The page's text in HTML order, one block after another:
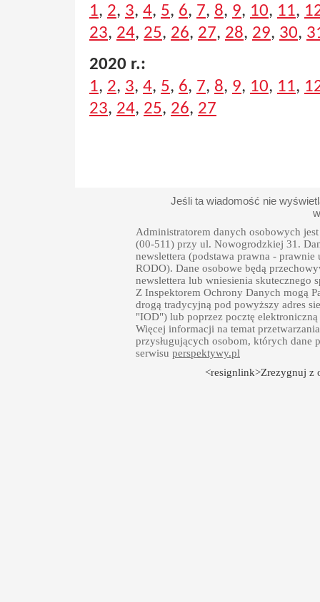
1, 2, 3, 4, 5, 6, 7, 8, 9, 10, 11,
23, 24, 25, 26, 27, 28, 29, 30,
2020 r.:
1, 2, 3, 4, 5, 6, 7, 8, 9, 10, 11,
23, 24, 25, 26, 27
Jeśli ta wiadomość nie
Administratorem danych osobowych
(00-511) przy ul. Nowogrodzkiej 31.
newslettera (podstawa prawna -
RODO). Dane osobowe będą
newslettera lub wniesienia skutecznego
Z Inspektorem Ochrony Danych mogą
drogą tradycyjną pod powyższy adres
"IOD") lub poprzez pocztę
Więcej informacji na temat
przysługujących osobom, których dane
serwisu perspektywy.pl
<resignlink>Zrezygnuj z